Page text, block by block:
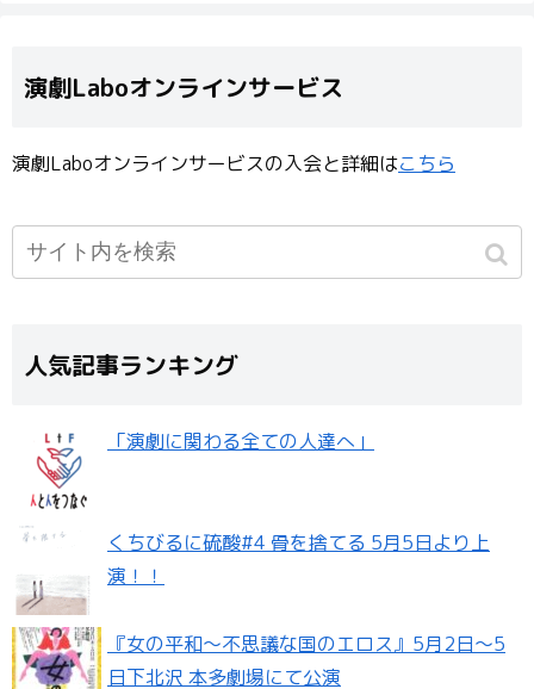
演劇Laboオンラインサービス
演劇Laboオンラインサービスの入会と詳細はこちら
人気記事ランキング
「演劇に関わる全ての人達へ」
くちびるに硫酸#4 骨を捨てる 5月5日より上
演！！
『女の平和～不思議な国のエロス』5月2日〜5
日下北沢 本多劇場にて公演